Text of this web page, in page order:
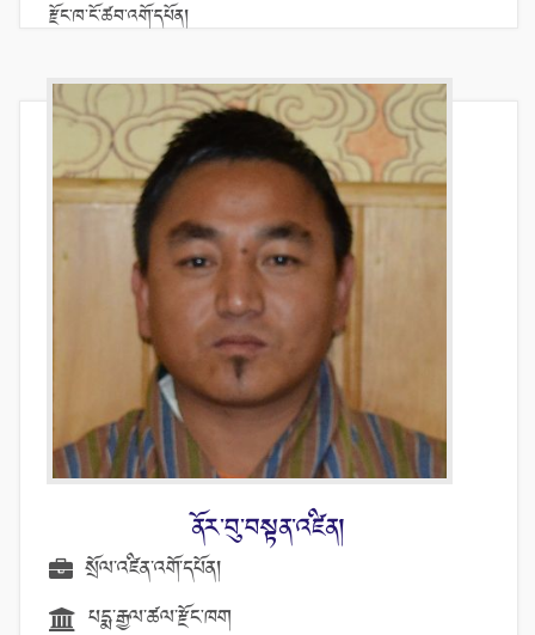
རྫོང་ཁ་ངོ་ཚབ་འགོ་དཔོན།
ནོར་བུ་བསྟན་འཛིན།
སྲོལ་འཛིན་འགོ་དཔོན།
པདྨ་རྒྱལ་ཚལ་རྫོང་ཁག